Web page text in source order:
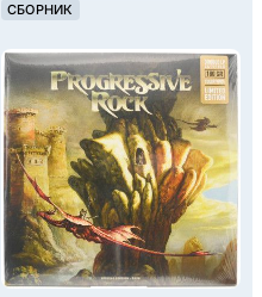
СБОРНИК